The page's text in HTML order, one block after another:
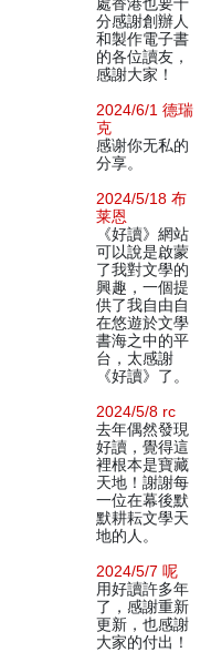
分感謝創辦人
和製作電子書
的各位讀友，
感謝大家！
2024/6/1 德瑞
克
感谢你无私的
分享。
2024/5/18 布
莱恩
《好讀》網站
可以說是啟蒙
了我對文學的
興趣，一個提
供了我自由自
在悠遊於文學
書海之中的平
台，太感謝
《好讀》了。
2024/5/8 rc
去年偶然發現
好讀，覺得這
裡根本是寶藏
天地！謝謝每
一位在幕後默
默耕耘文學天
地的人。
2024/5/7 呢
用好讀許多年
了，感謝重新
更新，也感謝
大家的付出！